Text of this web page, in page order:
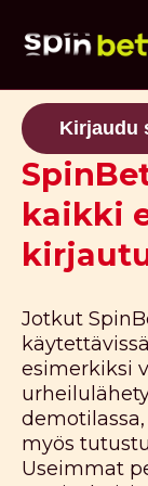
Kirjaudu
kaikki
Jotkut
esimerkiksi
myös
Useimmat